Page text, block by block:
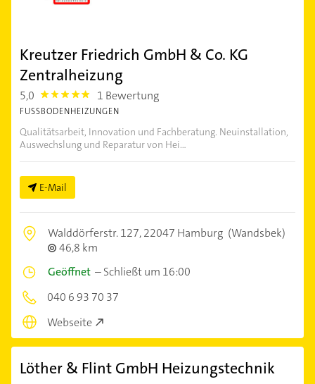
Kreutzer Friedrich GmbH & Co. KG
Zentralheizung
5,0 5.0 1 Bewertung
FUSSBODENHEIZUNGEN
Qualitätsarbeit, Innovation und Fachberatung. Neuinstallation,
Auswechslung und Reparatur von Hei...
E-Mail
Walddörferstr. 127,22047 Hamburg (Wandsbek)
46,8 km
Geöffnet –Schließt um 16:00
040 6 93 70 37
Webseite
Löther & Flint GmbH Heizungstechnik